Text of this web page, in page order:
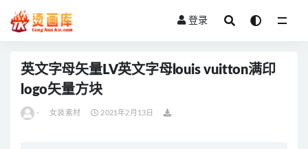
登录
英文字母矢量LV英文字母louis vuitton满印
logo矢量方块
- 女装素材 2021年2月13日